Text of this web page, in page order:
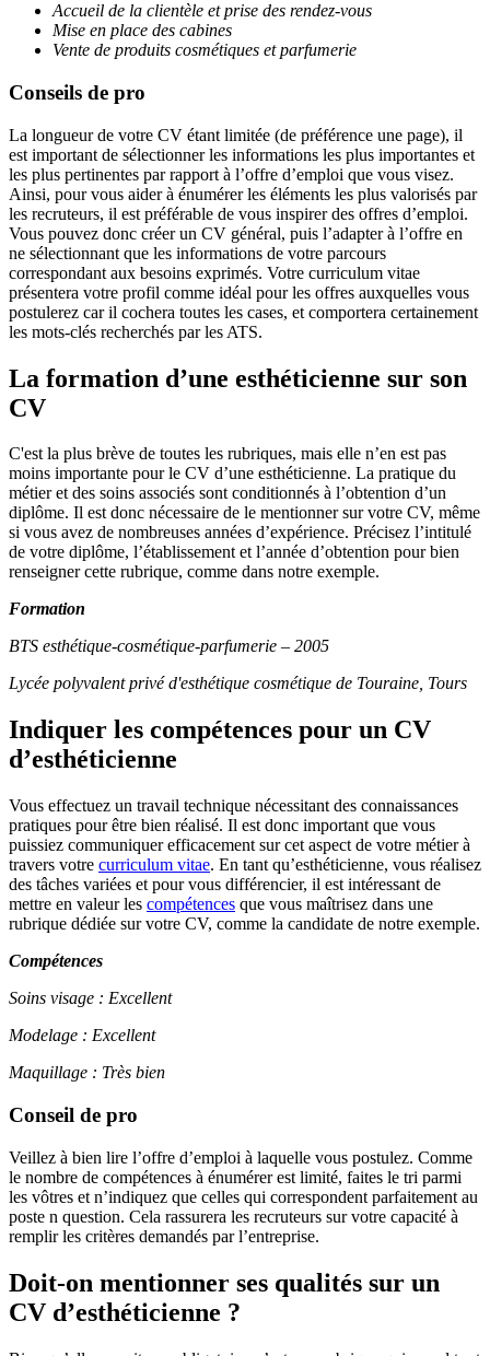
Accueil de la clientèle et prise des rendez-vous
Mise en place des cabines
Vente de produits cosmétiques et parfumerie
Conseils de pro
La longueur de votre CV étant limitée (de préférence une page), il
est important de sélectionner les informations les plus importantes et
les plus pertinentes par rapport à l’offre d’emploi que vous visez.
Ainsi, pour vous aider à énumérer les éléments les plus valorisés par
les recruteurs, il est préférable de vous inspirer des offres d’emploi.
Vous pouvez donc créer un CV général, puis l’adapter à l’offre en
ne sélectionnant que les informations de votre parcours
correspondant aux besoins exprimés. Votre curriculum vitae
présentera votre profil comme idéal pour les offres auxquelles vous
postulerez car il cochera toutes les cases, et comportera certainement
les mots-clés recherchés par les ATS.
La formation d’une esthéticienne sur son
CV
C'est la plus brève de toutes les rubriques, mais elle n’en est pas
moins importante pour le CV d’une esthéticienne. La pratique du
métier et des soins associés sont conditionnés à l’obtention d’un
diplôme. Il est donc nécessaire de le mentionner sur votre CV, même
si vous avez de nombreuses années d’expérience. Précisez l’intitulé
de votre diplôme, l’établissement et l’année d’obtention pour bien
renseigner cette rubrique, comme dans notre exemple.
Formation
BTS esthétique-cosmétique-parfumerie – 2005
Lycée polyvalent privé d'esthétique cosmétique de Touraine, Tours
Indiquer les compétences pour un CV
d’esthéticienne
Vous effectuez un travail technique nécessitant des connaissances
pratiques pour être bien réalisé. Il est donc important que vous
puissiez communiquer efficacement sur cet aspect de votre métier à
travers votre curriculum vitae. En tant qu’esthéticienne, vous réalisez
des tâches variées et pour vous différencier, il est intéressant de
mettre en valeur les compétences que vous maîtrisez dans une
rubrique dédiée sur votre CV, comme la candidate de notre exemple.
Compétences
Soins visage : Excellent
Modelage : Excellent
Maquillage : Très bien
Conseil de pro
Veillez à bien lire l’offre d’emploi à laquelle vous postulez. Comme
le nombre de compétences à énumérer est limité, faites le tri parmi
les vôtres et n’indiquez que celles qui correspondent parfaitement au
poste n question. Cela rassurera les recruteurs sur votre capacité à
remplir les critères demandés par l’entreprise.
Doit-on mentionner ses qualités sur un
CV d’esthéticienne ?